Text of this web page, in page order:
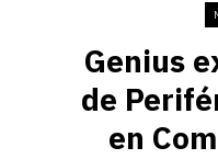
Genius
de
en